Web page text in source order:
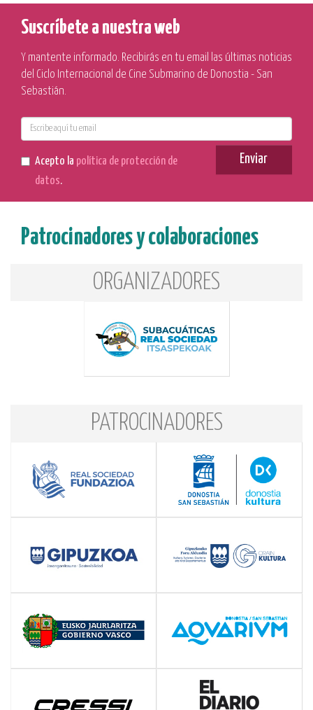
Suscríbete a nuestra web
Y mantente informado. Recibirás en tu email las últimas noticias
del Ciclo Internacional de Cine Submarino de Donostia - San
Sebastián.
Acepto la política de protección de
datos.
Enviar
Patrocinadores y colaboraciones
ORGANIZADORES
PATROCINADORES